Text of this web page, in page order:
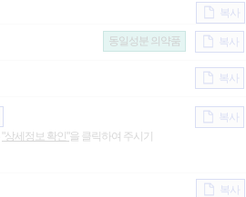
복사
복사
동일성분 의약품
복사
복사
"상세정보 확인"을 클릭하여 주시기
복사